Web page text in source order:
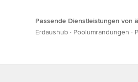
Passende Dienstleistungen von
Erdaushub · Poolumrandungen ·